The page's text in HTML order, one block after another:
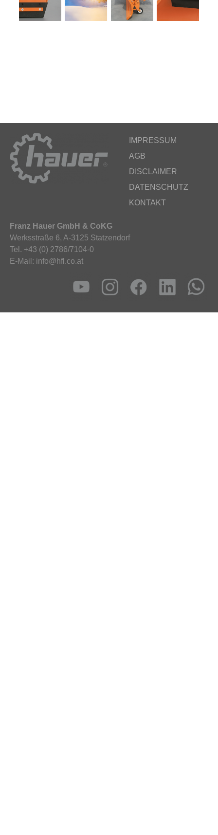
IMPRESSUM
AGB
DISCLAIMER
DATENSCHUTZ
KONTAKT
Franz Hauer GmbH & CoKG
Werksstraße 6, A-3125 Statzendorf
Tel. +43 (0) 2786/7104-0
E-Mail: info@hfl.co.at